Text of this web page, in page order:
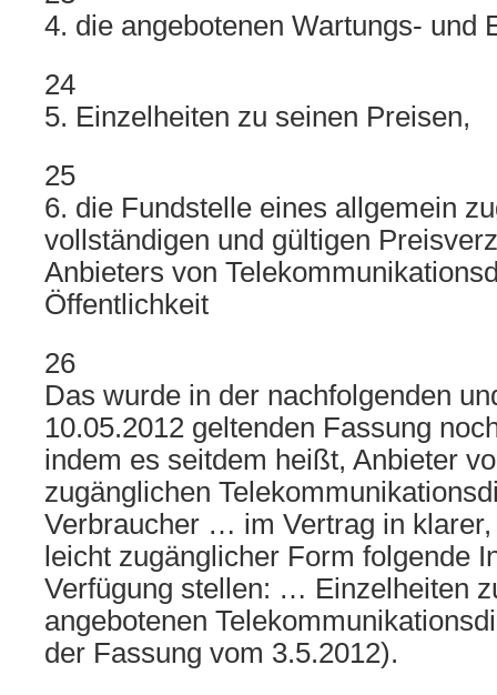
4. die angebotenen Wartungs- und
24
5. Einzelheiten zu seinen Preisen,
25
6. die Fundstelle eines allgemein
vollständigen und gültigen
Anbieters von
Öffentlichkeit
26
Das wurde in der nachfolgenden
10.05.2012 geltenden Fassung
indem es seitdem heißt, Anbieter
zugänglichen
Verbraucher … im Vertrag in
leicht zugänglicher Form folgende
Verfügung stellen: … Einzelheiten
angebotenen
der Fassung vom 3.5.2012).